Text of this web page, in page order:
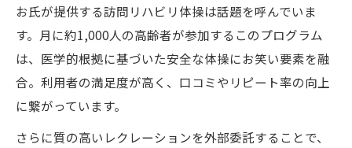
お氏が提供する訪問リハビリ体操は話題を呼んでいま
す。月に約1,000人の高齢者が参加するこのプログラム
は、医学的根拠に基づいた安全な体操にお笑い要素を融
合。利用者の満足度が高く、口コミやリピート率の向上
に繋がっています。
さらに質の高いレクレーションを外部委託することで、